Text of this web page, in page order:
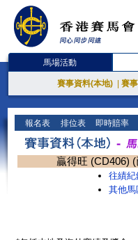
馬場活動
賽事資料(本地) 賽
報名表 排位表 即時賠率
贏得旺 (CD406)
往績紀
其他馬